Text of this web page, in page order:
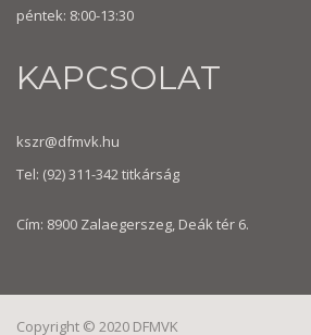
péntek: 8:00-13:30
KAPCSOLAT
kszr@dfmvk.hu
Tel: (92) 311-342titkárság
Cím: 8900 Zalaegerszeg, Deák tér 6.
Copyright © 2020 DFMVK